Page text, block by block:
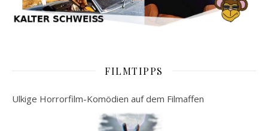
FILMTIPPS
Ulkige Horrorfilm-Komödien auf dem Filmaffen